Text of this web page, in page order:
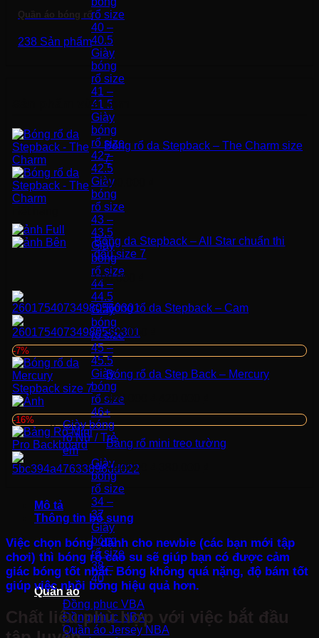
rổ size
40 –
40.5
Giày
bóng
rổ size
41 –
41.5
Giày
bóng
rổ size
42 –
42.5
Giày
bóng
rổ size
43 –
43.5
Giày
bóng
rổ size
44 –
44.5
Giày
bóng
rổ size
45 –
45.5
Giày
bóng
rổ size
46+
Giày bóng
rổ Nữ / Trẻ
em
Giày
bóng
rổ size
34 –
37
Giày
bóng
rổ size
38 –
40
Quần áo
Đồng phục VBA
Đồng phục NBA
Quần áo Jersey NBA
Quần áo bóng rổ
238 Sản phẩm
Sản phẩm vừa xem
Bóng rổ da Stepback – The Charm size
7
400.000
Bóng da Stepback – All Star chuẩn thi
đấu size 7
580.000
Bóng rổ da Stepback – Cam
380.000
-7%
Bóng rổ da Step Back – Mercury
450.000
là:
450.000 ₫.
tại
là:
420.000 ₫.
-16%
Bảng rổ mini treo tường
450.000
Mô tả
Thông tin bổ sung
Việc chọn bóng dành cho newbie (các bạn mới tập
chơi) thì bóng rổ cao su sẽ giúp bạn có được cảm
giác bóng tốt nhất. Bóng không quá nặng, độ bám tốt
giúp việc nhồi bóng hiệu quả hơn.
Chất liệu phù hợp với việc bắt đầu